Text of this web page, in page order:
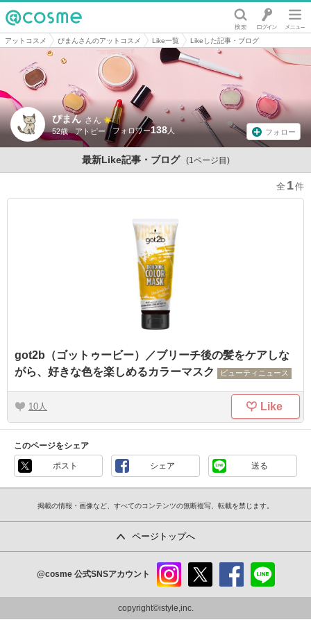
@cosme
アットコスメ ぴまんさんのアットコスメ Like一覧 Likeした記事・ブログ
ぴまん さん
52歳 アトピー 138 フォロー
最新Like記事・ブログ (1ページ目)
1
got2b（ゴットゥービー）／ブリーチ後の髪をケアしな
がら、好きな色を楽しめるカラーマスク
ビューティニュース
10 Like
このページをシェア
ポスト シェア 送る
掲載の情報・画像など、すべてのコンテンツの無断複写、転載を禁じます。
ページトップへ
@cosme 公式SNSアカウント
ram
copyright©istyle,inc.